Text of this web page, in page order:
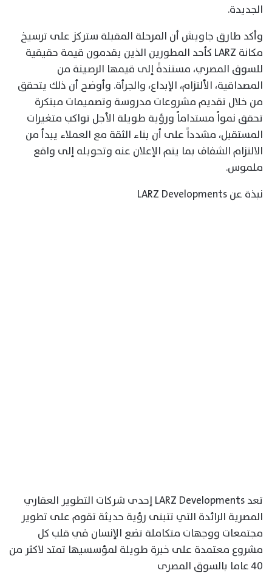
الجديدة.
وأكد طارق جاويش أن المرحلة المقبلة ستركز على ترسيخ
مكانة LARZ كأحد المطورين الذين يقدمون قيمة حقيقية
للسوق المصري، مستندةً إلى قيمها الرصينة من
المصداقية، الألتزام، الإبداع، والجرأة. وأوضح أن ذلك يتحقق
من خلال تقديم مشروعات مدروسة وتصميمات مبتكرة
تحقق نمواً مستداماً ورؤية طويلة الأجل تواكب متغيرات
المستقبل، مشدداً على أن بناء الثقة مع العملاء يبدأ من
الالتزام الشفاف بما يتم الإعلان عنه وتحويله إلى واقع
ملموس.
نبذة عن LARZ Developments
تعد LARZ Developments إحدى شركات التطوير العقاري
المصرية الرائدة التي تتبنى رؤية حديثة تقوم على تطوير
مجتمعات ووجهات متكاملة تضع الإنسان في قلب كل
مشروع معتمدة على خبرة طويلة لمؤسسيها تمتد لاكثر من
٤٠ عاما بالسوق المصرى